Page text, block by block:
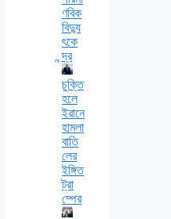
ণবিক
বিদ্যু
ৎকে
ন্দ্র
চুক্তি
হলে
ইরানে
হামলা
বাতি
লের
ইঙ্গিত
ট্রা
ম্পের